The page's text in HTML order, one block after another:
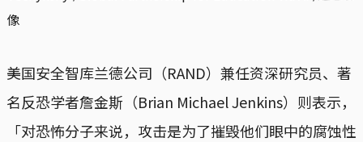
像
美国安全智库兰德公司（RAND）兼任资深研究员、著
名反恐学者詹金斯（Brian Michael Jenkins）则表示，
「对恐怖分子来说，攻击是为了摧毁他们眼中的腐蚀性